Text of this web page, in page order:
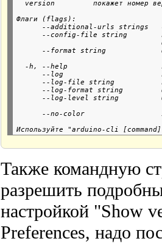
Флаги (flags):
--additional-urls strings
--config-file string
--format string
-h, --help
--log
--log-file string
--log-format string
--log-level string
Также командную
разрешить
настройкой "Show
Preferences, надо